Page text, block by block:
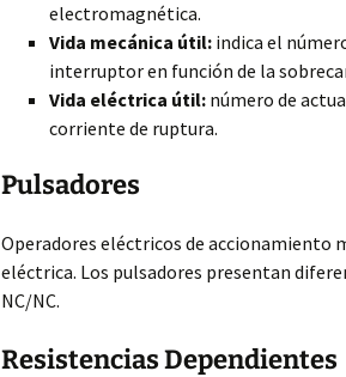
electromagnética.
Vida mecánica útil: indica el
interruptor en función de la
Vida eléctrica útil: número de
corriente de ruptura.
Pulsadores
Operadores eléctricos de accionamiento
eléctrica. Los pulsadores presentan
NC/NC.
Resistencias Dependientes